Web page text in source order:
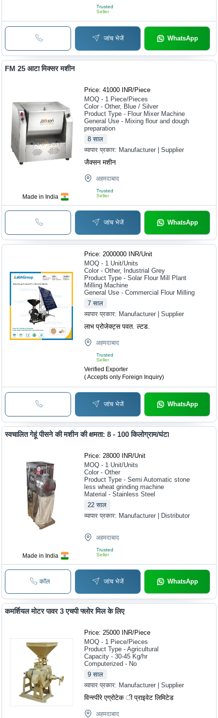
Trusted
Seller
जांच भेजें WhatsApp
Made in India
FM 25 आटा मिक्सर मशीन
Price: 41000 INR/Piece
MOQ - 1 Piece/Pieces
Color - Other, Blue / Silver
Product Type - Flour Mixer Machine
General Use - Mixing flour and dough
preparation
8 साल
व्यापार प्रकार: Manufacturer | Supplier
जैक्सन मशीन
अहमदाबाद
Trusted
Seller
जांच भेजें WhatsApp
Price: 2000000 INR/Unit
MOQ - 1 Unit/Units
Color - Other, Industrial Grey
Product Type - Solar Flour Mill Plant
Milling Machine
General Use - Commercial Flour Milling
7 साल
व्यापार प्रकार: Manufacturer | Supplier
लाभ प्रोजेक्ट्स पवत. ल्टड.
अहमदाबाद
Trusted
Seller
Verified Exporter
( Accepts only Foreign Inquiry)
जांच भेजें WhatsApp
Made in India
स्वचालित गेहूं पीसने की मशीन की क्षमता: 8 - 100 किलोग्राम/घंटा
Price: 28000 INR/Unit
MOQ - 1 Unit/Units
Color - Other
Product Type - Semi Automatic stone
less wheat grinding machine
Material - Stainless Steel
22 साल
व्यापार प्रकार: Manufacturer | Distributor
अहमदाबाद
Trusted
Seller
कॉल जांच भेजें WhatsApp
कमर्शियल मोटर पावर 3 एचपी फ्लोर मिल के लिए
Price: 25000 INR/Piece
MOQ - 1 Piece/Pieces
Product Type - Agricultural
Capacity - 30-45 Kg/hr
Computerized - No
9 साल
व्यापार प्रकार: Manufacturer | Supplier
विन्स्पीरे एग्रोटेक ी प्राइवेट लिमिटेड
अहमदाबाद